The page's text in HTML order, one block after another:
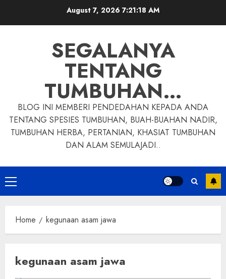
August 7, 2026 7:21:19 AM
SEGALANYA
TENTANG
TUMBUHAN…
BLOG INI MEMBERI PENDEDAHAN KEPADA ANDA
TENTANG SPESIES TUMBUHAN, BUAH-BUAHAN NADIR,
TUMBUHAN HERBA, PERTANIAN, KHASIAT TUMBUHAN
DAN ALAM SEMULAJADI..
Primary
Menu
Home kegunaan asam jawa
kegunaan asam jawa